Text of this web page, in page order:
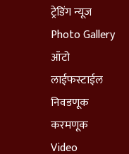
ट्रेडिंग न्यूज
Photo Gallery
ऑटो
लाईफस्टाईल
निवडणूक
करमणूक
Video